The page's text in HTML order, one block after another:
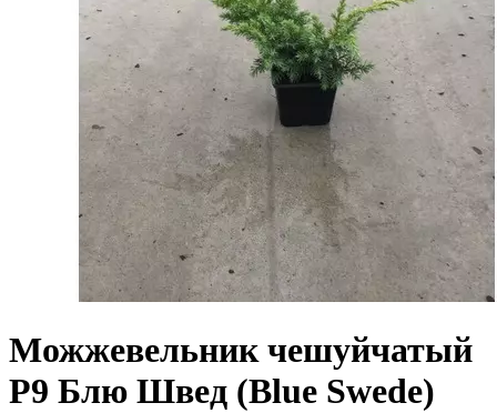
Можжевельник чешуйчатый
P9 Блю Швед (Blue Swede)